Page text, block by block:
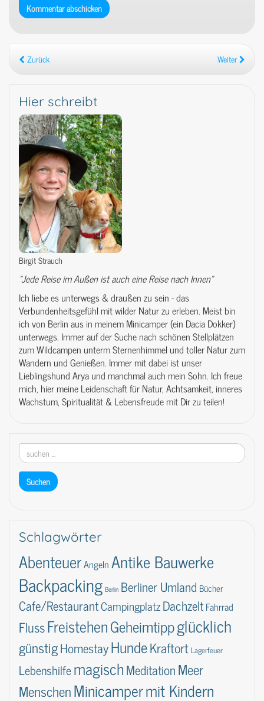
Zurück Weiter
Hier schreibt
Birgit Strauch
"Jede Reise im Außen ist auch eine Reise nach Innen"
Ich liebe es unterwegs & draußen zu sein - das
Verbundenheitsgefühl mit wilder Natur zu erleben. Meist bin
ich von Berlin aus in meinem Minicamper (ein Dacia Dokker)
unterwegs. Immer auf der Suche nach schönen Stellplätzen
zum Wildcampen unterm Sternenhimmel und toller Natur zum
Wandern und Genießen. Immer mit dabei ist unser
Lieblingshund Arya und manchmal auch mein Sohn. Ich freue
mich, hier meine Leidenschaft für Natur, Achtsamkeit, inneres
Wachstum, Spiritualität & Lebensfreude mit Dir zu teilen!
Schlagwörter
AbenteuerAngelnAntike Bauwerke
Backpacking Berlin Berliner Umland Bücher
Cafe/RestaurantCampingplatzDachzeltFahrrad
FlussFreistehenGeheimtippglücklich
günstigHomestayHundeKraftortLagerfeuer
LebenshilfemagischMeditationMeer
MenschenMinicampermit Kindern